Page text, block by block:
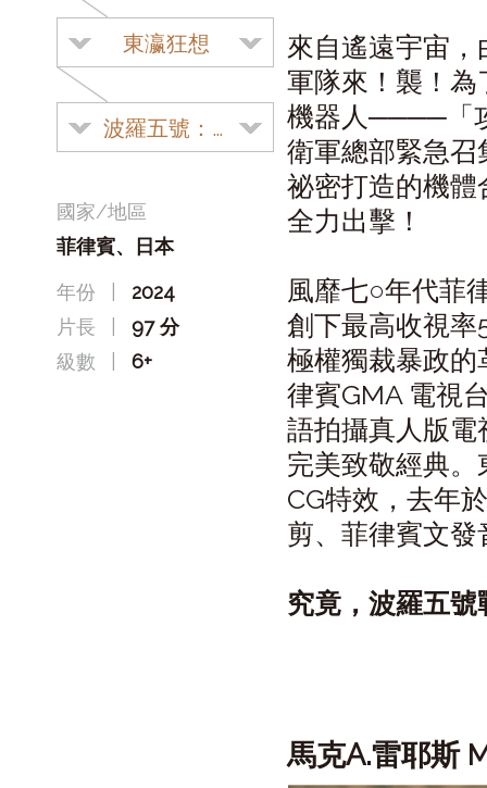
東瀛狂想
波羅五號：超電磁新紀元
國家/地區
菲律賓、日本
年份
2024
片長
97 分
級數
6+
來自遙遠宇宙
軍隊來！襲！
機器人────「
衛軍總部緊急
祕密打造的機
全力出擊！
風靡七○年代菲
創下最高收視率
極權獨裁暴政
律賓GMA 電視
語拍攝真人版
完美致敬經典
CG特效，去年
剪、菲律賓文
究竟，波羅五
馬克A.雷耶斯